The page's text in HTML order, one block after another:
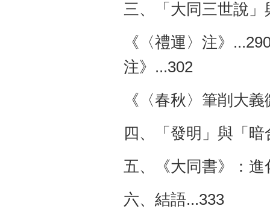
三、「大同三世說」
《〈禮運〉注》
注》...302
《〈春秋〉筆削大
四、「發明」與「
五、《大同書》：
六、結語...333